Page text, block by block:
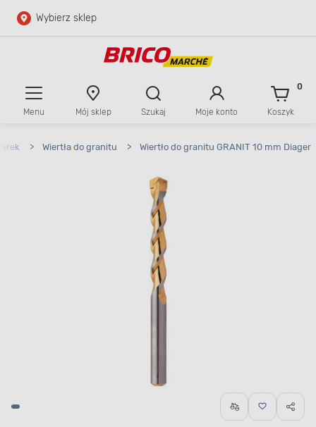
Przejdź do głównej zawartości
Wybierz sklep
Menu Mój sklep Szukaj Moje konto Koszyk
0
> Wiertła do granitu > Wiertło do granitu GRANIT 10 mm Diager